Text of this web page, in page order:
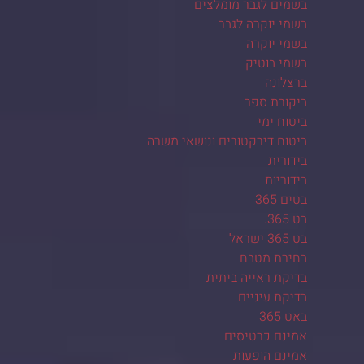
בשמים לגבר מומלצים
בשמי יוקרה לגבר
בשמי יוקרה
בשמי בוטיק
ברצלונה
ביקורת ספר
ביטוח ימי
ביטוח דירקטורים ונושאי משרה
בידורית
בידוריות
בטים 365
בט 365.
בט 365 ישראל
בחירת מטבח
בדיקת ראייה ביתית
בדיקת עיניים
באט 365
אמינם כרטיסים
אמינם הופעות